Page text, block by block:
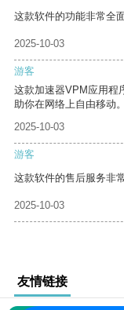
这款软件的功能非常全
2025-10-03
游客
这款加速器VPM应用程
助你在网络上自由移动。
2025-10-03
游客
这款软件的售后服务非
2025-10-03
友情链接